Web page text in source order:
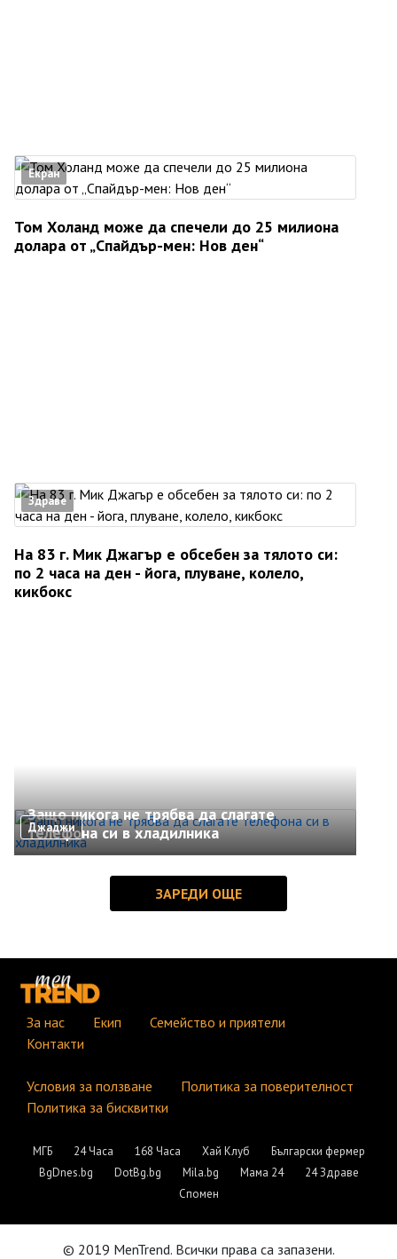
Екран
Том Холанд може да спечели до 25 милиона
долара от „Спайдър-мен: Нов ден“
Здраве
На 83 г. Мик Джагър е обсебен за тялото си:
по 2 часа на ден - йога, плуване, колело,
кикбокс
Джаджи
Защо никога не трябва да слагате
телефона си в хладилника
За нас Екип
Семейство и приятели
Контакти
Условия за ползване
Политика за поверителност
Политика за бисквитки
МГБ 24 Часа 168 Часа Хай Клуб
Български фермер
BgDnes.bg
DotBg.bg Mila.bg Мама 24
24 Здраве
Спомен
© 2019 MenTrend. Всички права са запазени.